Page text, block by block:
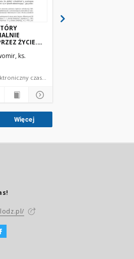
ŻYCIE.
ks.
dokument elektroniczny czasopismo
Więcej